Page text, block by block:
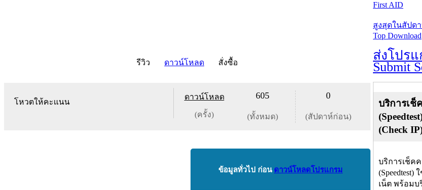
รีวิว ดาวน์โหลด สั่งซื้อ
โหวตให้คะแนน
ดาวน์โหลด
(ครั้ง)
605
(ทั้งหมด)
0
(สัปดาห์ก่อน)
ข้อมูลทั่วไป ก่อน ดาวน์โหลดโปรแกรม
First AID
สูงสุดในสัปด
Top Download
ส่งโปรแ
Submit
บริการเช็
(Check
บริการเช็คค
(Speedtest)
เน็ต พร้อมบ